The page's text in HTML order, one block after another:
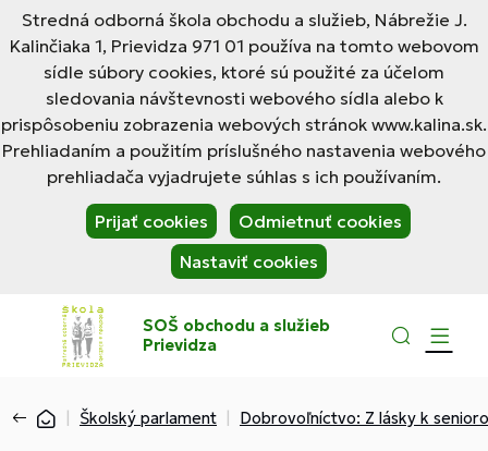
Stredná odborná škola obchodu a služieb, Nábrežie J.
Kalinčiaka 1, Prievidza 971 01 používa na tomto webovom
sídle súbory cookies, ktoré sú použité za účelom
sledovania návštevnosti webového sídla alebo k
prispôsobeniu zobrazenia webových stránok www.kalina.sk.
Prehliadaním a použitím príslušného nastavenia webového
prehliadača vyjadrujete súhlas s ich používaním.
Prijať cookies
Odmietnuť cookies
Nastaviť cookies
SOŠ obchodu a služieb
Prievidza
Školský parlament Dobrovoľníctvo: Z lásky k